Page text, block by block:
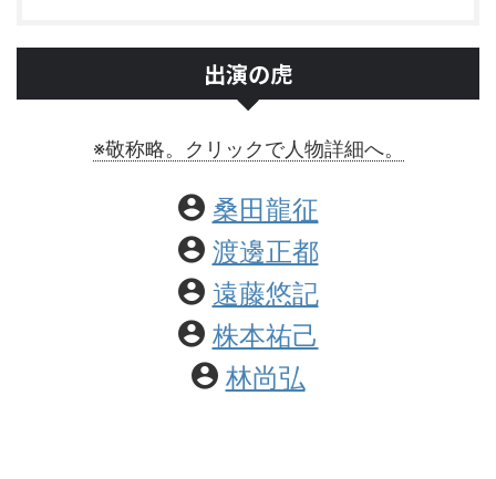
出演の虎
※敬称略。クリックで人物詳細へ。
桑田龍征
渡邊正都
遠藤悠記
株本祐己
林尚弘